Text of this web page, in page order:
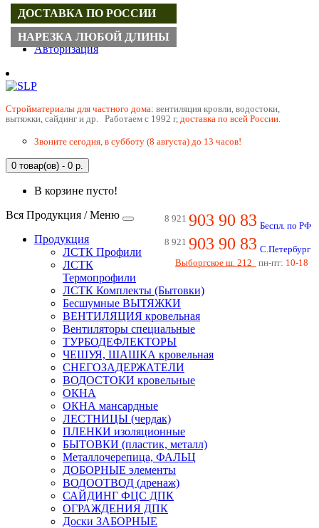
Регистрация
Авторизация
Cтройматериалы для частного дома: вентиляция кровли, водостоки,
вытяжки, сайдинг и др. Работаем с 1992 г, доставка по всей России.
Звоните сегодня, в субботу (8 августа) до 13 часов!
0 товар(ов) - 0 р.
В корзине пусто!
8 921 903 90 83 Беспл. по РФ
8 921 903 90 83 С.Петербург
Выборгское ш. 212
пн-пт: 10-18
Вся Продукция / Меню
Продукция
ЛСТК Профили
ЛСТК
Термопрофили
ЛСТК Комплекты (Бытовки)
Бесшумные ВЫТЯЖКИ
ВЕНТИЛЯЦИЯ кровельная
Вентиляторы специальные
ТУРБОДЕФЛЕКТОРЫ
ЧЕШУЯ, ШАШКА кровельная
СНЕГОЗАДЕРЖАТЕЛИ
ВОДОСТОКИ кровельные
ОКНА
ОКНА мансардные
ЛЕСТНИЦЫ (чердак)
ПЛЕНКИ изоляционные
БЫТОВКИ (пластик, металл)
Металлочерепица, ФАЛЬЦ
ДОБОРНЫЕ элементы
ВОДООТВОД (дренаж)
САЙДИНГ ФЦС ДПК
ОГРАЖДЕНИЯ ДПК
Доски ЗАБОРНЫЕ
ДОСТАВКА ПО РОССИИ
НАРЕЗКА ЛЮБОЙ ДЛИНЫ